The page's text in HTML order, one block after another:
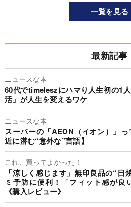
一覧を見る
最新記事
ニュースな本
60代でtimeleszにハマり人生初の1
活」が人生を変えるワケ
ニュースな本
スーパーの「AEON（イオン）」
近に潜む“意外な”言語】
これ、買ってよかった！
「涼しく感じます」無印良品の“日
ミ予防に便利！「フィット感が良
《購入レビュー》